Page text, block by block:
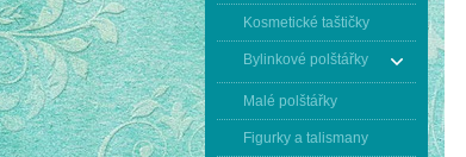
Kosmetické taštičky
Bylinkové polštářky
Malé polštářky
Figurky a talismany